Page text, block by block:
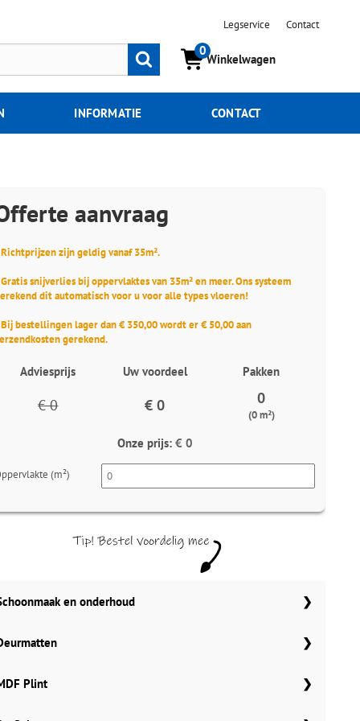
Legservice Contact
0
Winkelwagen
Zoeken
INFORMATIE CONTACT
aanvraag
zijn geldig vanaf 35m².
snijverlies bij oppervlaktes van 35m² en meer. Ons systeem
dit automatisch voor u voor alle types vloeren!
bestellingen lager dan € 350,00 wordt er € 50,00 aan
gerekend.
Adviesprijs Uw voordeel Pakken
€ 0 € 0 0
(0 m²)
Onze prijs: € 0
(m²)
en onderhoud
Plint